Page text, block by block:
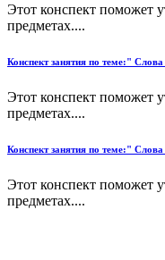
Этот конспект поможет
предметах....
Конспект занятия по теме:"
Этот конспект поможет
предметах....
Конспект занятия по теме:"
Этот конспект поможет
предметах....